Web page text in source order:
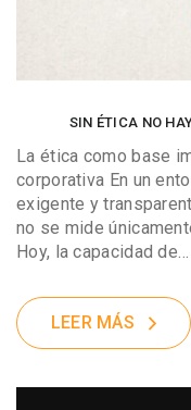
SIN ÉTICA NO
La ética como base
corporativa En un
exigente y
no se mide
Hoy, la capacidad de…
LEER MÁS